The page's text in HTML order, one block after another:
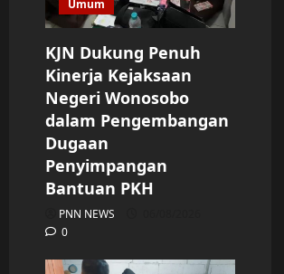
Umum
KJN Dukung Penuh
Kinerja Kejaksaan
Negeri Wonosobo
dalam Pengembangan
Dugaan
Penyimpangan
Bantuan PKH
PNN NEWS
0